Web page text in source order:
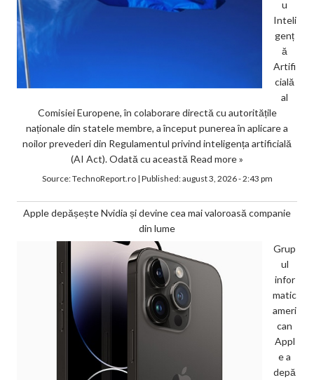
u
Inteli
genț
ă
Artifi
cială
al
Comisiei Europene, în colaborare directă cu autoritățile
naționale din statele membre, a început punerea în aplicare a
noilor prevederi din Regulamentul privind inteligența artificială
(AI Act). Odată cu această Read more »
Source:TechnoReport.ro| Published:august 3, 2026 - 2:43 pm
Apple depășește Nvidia și devine cea mai valoroasă companie
din lume
Grup
ul
infor
matic
ameri
can
Appl
e a
depă